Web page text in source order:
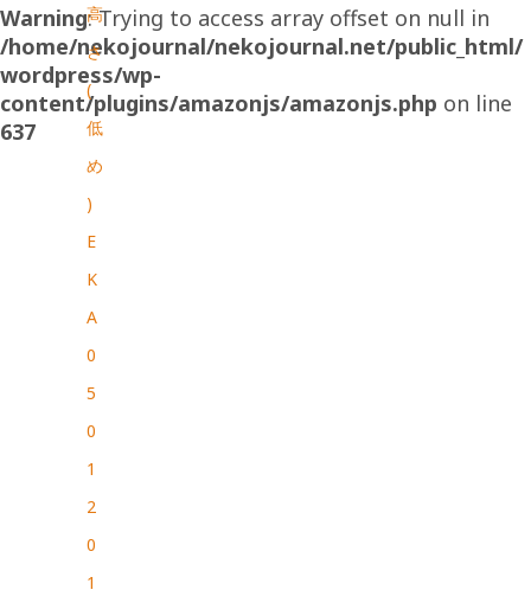
高
さ
(
低
め
)
E
K
A
0
5
0
1
2
0
1
Warning: Trying to access array offset on null in
/home/nekojournal/nekojournal.net/public_html/
wordpress/wp-
content/plugins/amazonjs/amazonjs.php on line
637